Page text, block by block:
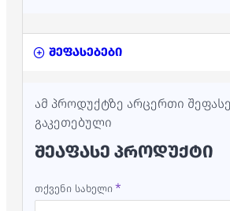
შეფასებები
ამ პროდუქტზე არცერთი
გაკეთებული
ᲨᲔᲐᲤᲐᲡᲔ ᲞᲠᲝᲓᲣᲥᲢᲘ
თქვენი სახელი